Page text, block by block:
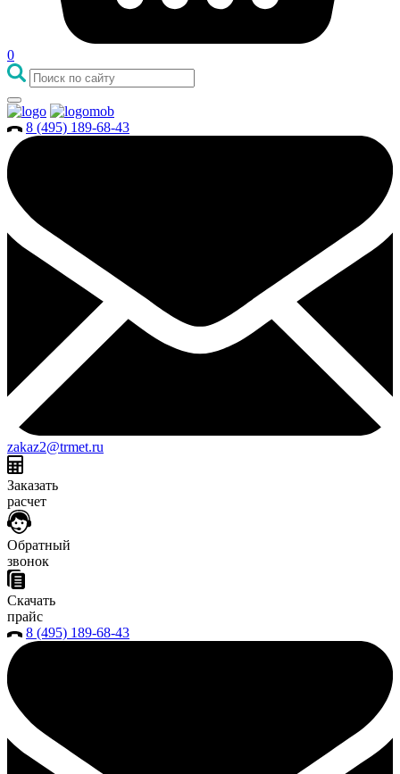
0
8 (495) 189-68-43
zakaz2@trmet.ru
Заказать
расчет
Обратный
звонок
Скачать
прайс
8 (495) 189-68-43